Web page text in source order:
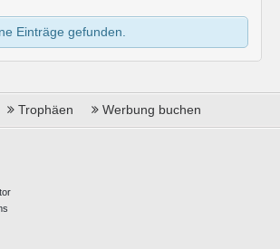
Einträge gefunden.
Trophäen Werbung buchen